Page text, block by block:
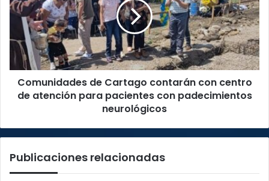
debajo
de
expectativas
de
Disney
contarán
con
centro
de
atención
para
pacientes
con
Comunidades de Cartago contarán con centro
de atención para pacientes con padecimientos
neurológicos
Publicaciones relacionadas